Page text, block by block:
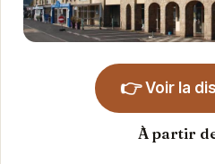
👉 Voir la
À partir